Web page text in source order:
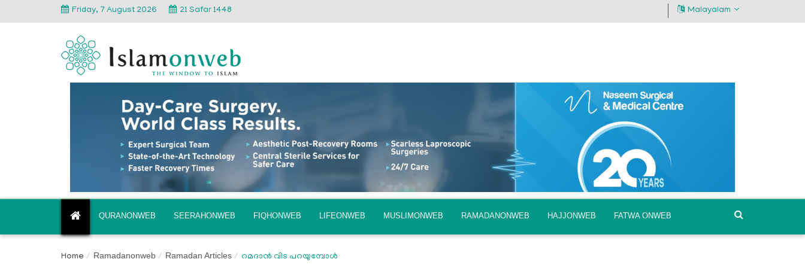
Friday, 7 August 2026 21 Safar 1448 Malayalam
QURANONWEB SEERAHONWEB FIQHONWEB LIFEONWEB MUSLIMONWEB RAMADANONWEB HAJJONWEB FATWA ONWEB
Home Ramadanonweb Ramadan Articles റമദാന്‍ വിട പറയുമ്പോള്‍